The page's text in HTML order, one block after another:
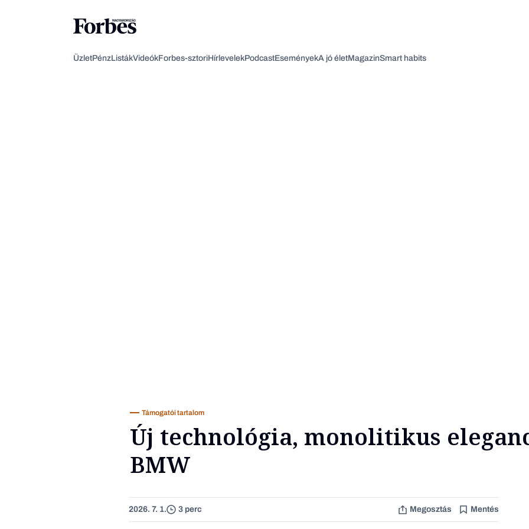
ÜzletPénzListákVideókForbes-sztoriHírlevelekPodcastEseményekA jó életMagazinSmart habits
Támogatói tartalom
Új technológia, monolitikus
BMW
2026. 7. 1. 3 perc Megosztás Mentés